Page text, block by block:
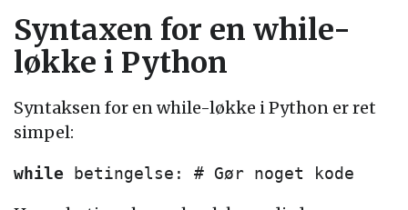
Syntaxen for en while-
løkke i Python
Syntaksen for en while-løkke i Python er ret
simpel:
while betingelse: # Gør noget kode